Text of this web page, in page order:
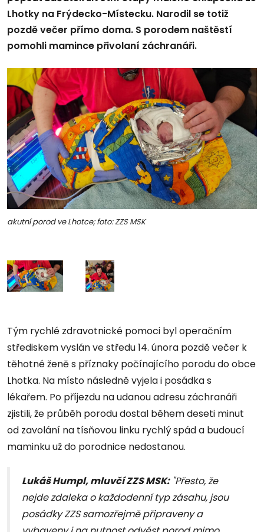
Lhotky na Frýdecko-Místecku. Narodil se totiž
pozdě večer přímo doma. S porodem naštěstí
pomohli mamince přivolaní záchranáři.
akutní porod ve Lhotce; foto: ZZS MSK
Tým rychlé zdravotnické pomoci byl operačním
střediskem vyslán ve středu 14. února pozdě večer k
těhotné ženě s příznaky počínajícího porodu do obce
Lhotka. Na místo následně vyjela i posádka s
lékařem. Po příjezdu na udanou adresu záchranáři
zjistili, že průběh porodu dostal během deseti minut
od zavolání na tísňovou linku rychlý spád a budoucí
maminku už do porodnice nedostanou.
Lukáš Humpl, mluvčí ZZS MSK:"Přesto, že
nejde zdaleka o každodenní typ zásahu, jsou
posádky ZZS samozřejmě připraveny a